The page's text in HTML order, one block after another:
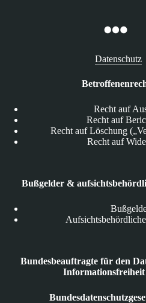
Datenschutz
Recht auf
Recht auf
Recht auf Löschung
Recht auf
Bußgelder &
Bundesbeauftragte für den